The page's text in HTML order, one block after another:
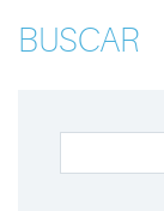
BUSCAR